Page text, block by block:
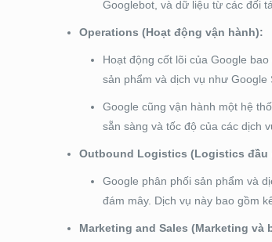
Googlebot, và dữ liệu từ các đối
Operations (Hoạt động vận hành):
Hoạt động cốt lõi của Google
sản phẩm và dịch vụ như Google
Google cũng vận hành một hệ
sẵn sàng và tốc độ của các dịch
Outbound Logistics (Logistics đầu
Google phân phối sản phẩm và
đám mây. Dịch vụ này bao gồm
Marketing and Sales (Marketing và